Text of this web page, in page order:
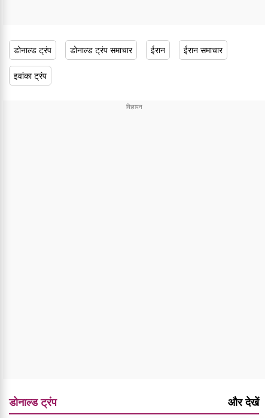
डोनाल्ड ट्रंप डोनाल्ड ट्रंप समाचार ईरान ईरान समाचार
इवांका ट्रंप
डोनाल्ड ट्रंप और देखें